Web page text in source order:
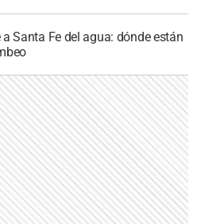
Santa Fe del agua: dónde están